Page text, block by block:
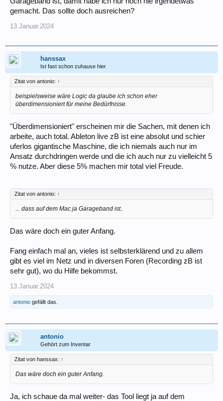
gemacht. Das sollte doch ausreichen?
13.Januar.2024
hanssax
Ist fast schon zuhause hier
Zitat von antonio: ↑
beispielsweise wäre Logic da glaube ich schon eher
überdimensioniert für meine Bedürfnisse.
"Überdimensioniert" erscheinen mir die Sachen, mit denen ich
arbeite, auch total. Ableton live zB ist eine absolut und schier
uferlos gigantische Maschine, die ich niemals auch nur im
Ansatz durchdringen werde und die ich auch nur zu vielleicht 5
% nutze. Aber diese 5% machen mir total viel Freude.
Zitat von antonio: ↑
... dass auf dem Mac ja Garageband ist..
Das wäre doch ein guter Anfang.
Fang einfach mal an, vieles ist selbsterklärend und zu allem
gibt es viel im Netz und in diversen Foren (Recording zB ist
sehr gut), wo du Hilfe bekommst.
13.Januar.2024
antonio gefällt das.
antonio
Gehört zum Inventar
Zitat von hanssax: ↑
Das wäre doch ein guter Anfang.
Ja, ich schaue da mal weiter- das Tool liegt ja auf dem